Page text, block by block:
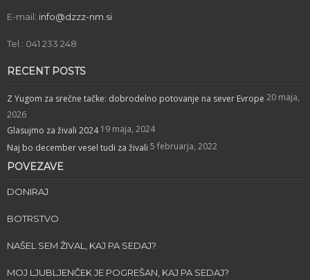
E-mail: info@dzzz-nm.si
Tel.: 041 233 248
RECENT POSTS
Z Yugom za srečne tačke: dobrodelno potovanje na sever Evrope 20 maja,
2026
Glasujmo za živali 2024 19 maja, 2024
Naj bo december vesel tudi za živali 5 februarja, 2022
POVEZAVE
DONIRAJ
BOTRSTVO
NAŠEL SEM ŽIVAL, KAJ PA SEDAJ?
MOJ LJUBLJENČEK JE POGREŠAN, KAJ PA SEDAJ?